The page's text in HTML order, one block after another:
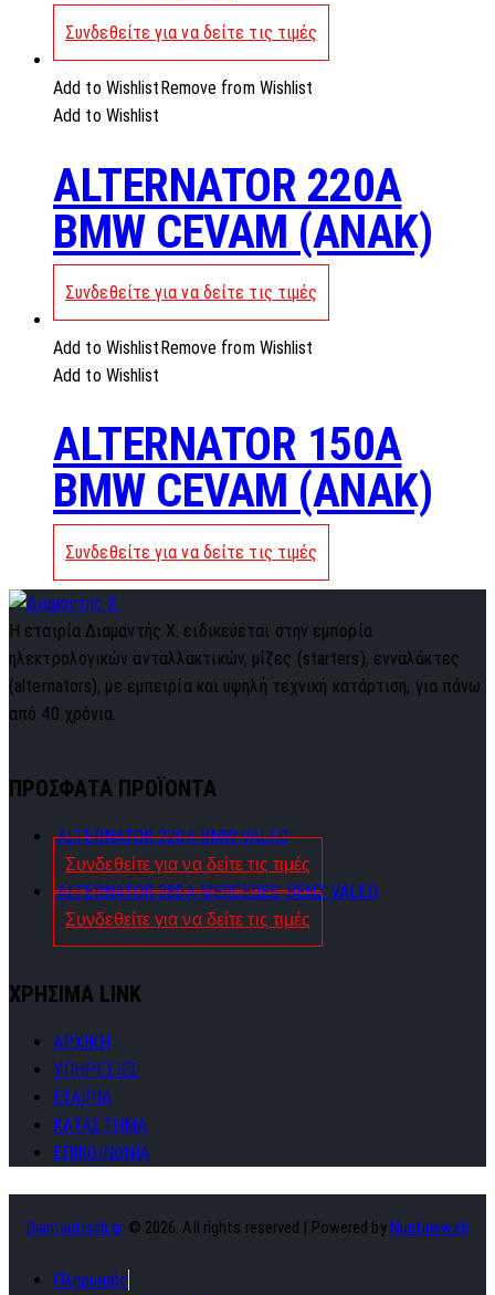
Συνδεθείτε για να δείτε τις τιμές
Add to Wishlist Remove from Wishlist
Add to Wishlist
ALTERNATOR 220A
BMW CEVAM (ANAK)
Συνδεθείτε για να δείτε τις τιμές
Add to Wishlist Remove from Wishlist
Add to Wishlist
ALTERNATOR 150A
BMW CEVAM (ANAK)
Συνδεθείτε για να δείτε τις τιμές
Η εταιρία Διαμαντής Χ. ειδικεύεται στην εμπορία
ηλεκτρολογικών ανταλλακτικών, μίζες (starters), ενναλάκτες
(alternators), με εμπειρία και υψηλή τεχνική κατάρτιση, για πάνω
από 40 χρόνια.
ΠΡΟΣΦΑΤΑ ΠΡΟΪΟΝΤΑ
ALTERNATOR 220A BMW VALEO
Συνδεθείτε για να δείτε τις τιμές
ALTERNATOR 280A MERCEDES-BENZ VALEO
Συνδεθείτε για να δείτε τις τιμές
ΧΡΗΣΙΜΑ LINK
ΑΡΧΙΚΗ
ΥΠΗΡΕΣΙΕΣ
ΕΤΑΙΡΙΑ
ΚΑΤΑΣΤΗΜΑ
ΕΠΙΚΟΙΝΩΝΙΑ
Diamantisch.gr © 2026. All rights reserved | Powered by Nuntiusweb
Πληρωμές